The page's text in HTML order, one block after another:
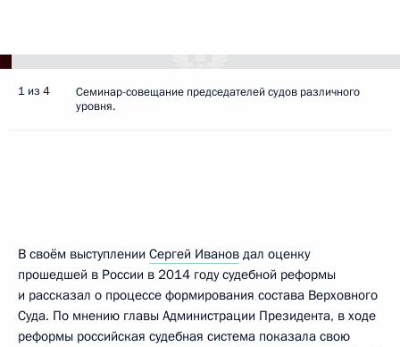
1 из 4
Семинар-совещание председателей судов различного
уровня.
В своём выступлении Сергей Иванов дал оценку
прошедшей в России в 2014 году судебной реформы
и рассказал о процессе формирования состава Верховного
Суда. По мнению главы Администрации Президента, в ходе
реформы российская судебная система показала свою